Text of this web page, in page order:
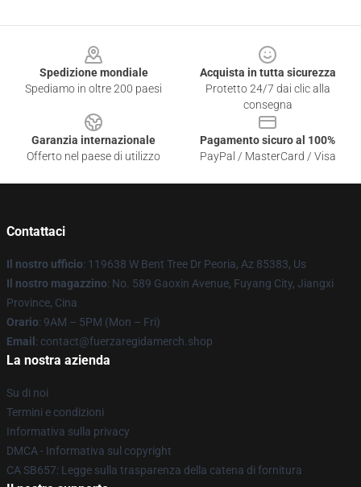
Spedizione mondiale
Spediamo in oltre 200 paesi
Acquista in tutta sicurezza
Protetto 24/7 dai clic alla
consegna
Garanzia internazionale
Offerto nel paese di utilizzo
Pagamento sicuro al 100%
PayPal / MasterCard / Visa
Contattaci
Il nostro ufficio: 119638 W Bent Tree Dr Peoria, Az 85383, Us
Il nostro magazzino: No. 589 Gaoxin Avenue, Fuyang City, Jiangxi
Province, Cina
Orario: 9AM – 5PM (Mon – Fri)
Email : contact@fuerzaregidamerch.shop
La nostra azienda
Su di noi
Termini e condizioni
Informativa sulla privacy
DMCA - Informativa sul copyright
CA SB657: Legge sulla trasparenza della catena di fornitura